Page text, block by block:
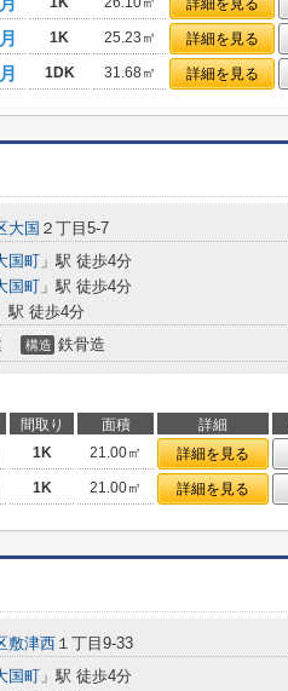
詳細を見る
1K 25.23㎡ 詳細を見る
1DK 31.68㎡ 詳細を見る
大国 ２丁目5-7
国町 」駅 徒歩4分
国町 」駅 徒歩4分
駅 徒歩4分
構造 鉄骨造
間取り 面積 詳細
1K 21.00㎡ 詳細を見る
1K 21.00㎡ 詳細を見る
敷津西 １丁目9-33
国町 」駅 徒歩4分